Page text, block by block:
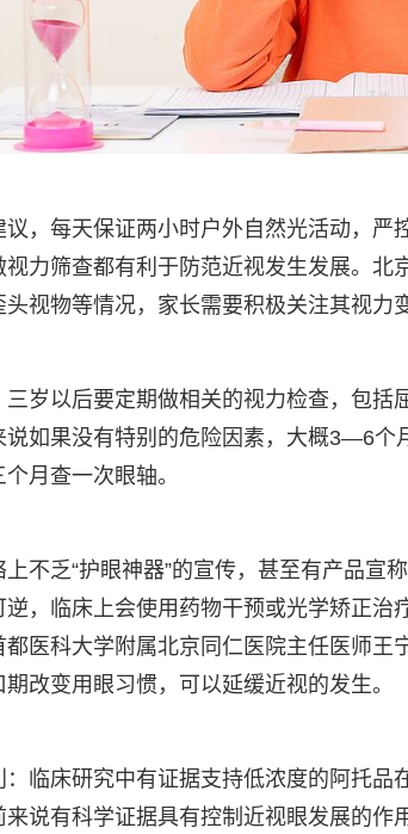
议，每天保证两小时户外自然光活动，严
视力筛查都有利于防范近视发生发展。
视物等情况，家长需要积极关注其视力
三岁以后要定期做相关的视力检查，包
说如果没有特别的危险因素，大概3—6个
月查一次眼轴。
上不乏“护眼神器”的宣传，甚至有产品宣
逆，临床上会使用药物干预或光学矫正
都医科大学附属北京同仁医院主任医师
改变用眼习惯，可以延缓近视的发生。
：临床研究中有证据支持低浓度的阿托
来说有科学证据具有控制近视眼发展的